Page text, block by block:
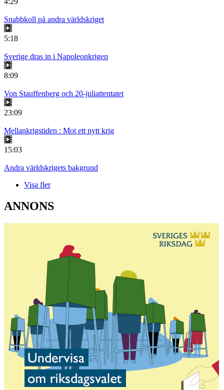
Snabbkoll på andra världskriget
5:18
Sverige dras in i Napoleonkrigen
8:09
Von Stauffenberg och 20-juliattentatet
23:09
Mellankrigstiden : Mot ett nytt krig
15:03
Andra världskrigets bakgrund
Visa fler
ANNONS